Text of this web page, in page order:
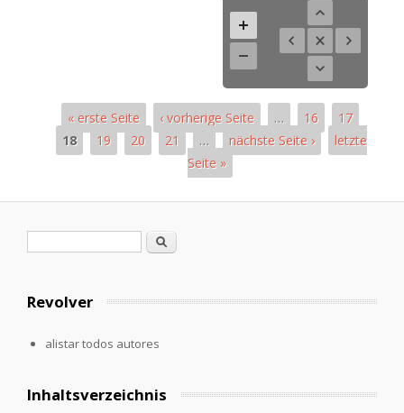
« erste Seite ‹ vorherige Seite … 16
17
18
19 20 21 … nächste Seite ›
letzte
Seite »
Formulario de búsqueda
Buscar
Revolver
alistar todos autores
Inhaltsverzeichnis